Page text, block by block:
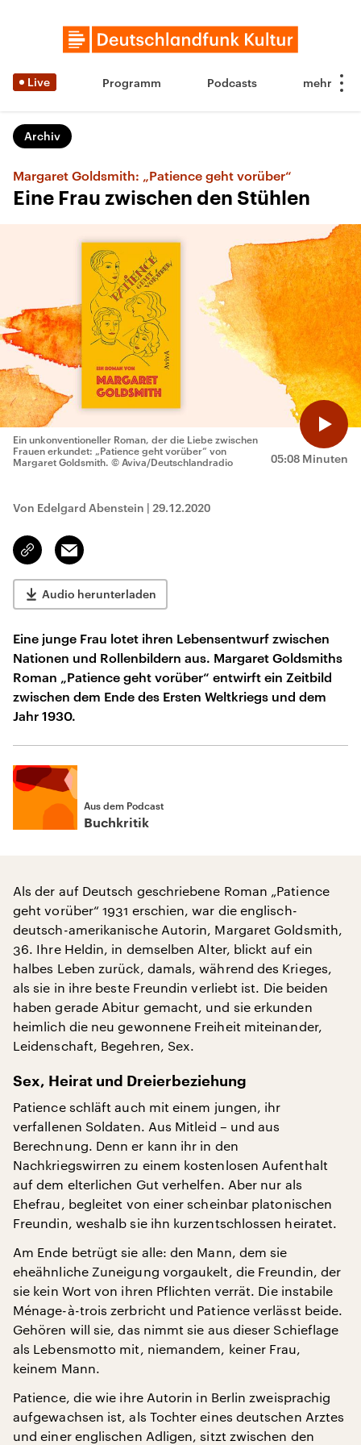
Live Programm Podcasts
Archiv
Margaret Goldsmith: „Patience geht vorüber“
Eine Frau zwischen den Stühlen
05:08 Minuten
Ein unkonventioneller Roman, der die Liebe zwischen
Frauen erkundet: „Patience geht vorüber“ von
Margaret Goldsmith. © Aviva/Deutschlandradio
Von Edelgard Abenstein | 29.12.2020
Link
kopieren/teilen
Email
Audio herunterladen
Eine junge Frau lotet ihren Lebensentwurf zwischen
Nationen und Rollenbildern aus. Margaret Goldsmiths
Roman „Patience geht vorüber“ entwirft ein Zeitbild
zwischen dem Ende des Ersten Weltkriegs und dem
Jahr 1930.
Aus dem Podcast
Buchkritik
Als der auf Deutsch geschriebene Roman „Patience
geht vorüber“ 1931 erschien, war die englisch-
deutsch-amerikanische Autorin, Margaret Goldsmith,
36. Ihre Heldin, in demselben Alter, blickt auf ein
halbes Leben zurück, damals, während des Krieges,
als sie in ihre beste Freundin verliebt ist. Die beiden
haben gerade Abitur gemacht, und sie erkunden
heimlich die neu gewonnene Freiheit miteinander,
Leidenschaft, Begehren, Sex.
Sex, Heirat und Dreierbeziehung
Patience schläft auch mit einem jungen, ihr
verfallenen Soldaten. Aus Mitleid – und aus
Berechnung. Denn er kann ihr in den
Nachkriegswirren zu einem kostenlosen Aufenthalt
auf dem elterlichen Gut verhelfen. Aber nur als
Ehefrau, begleitet von einer scheinbar platonischen
Freundin, weshalb sie ihn kurzentschlossen heiratet.
Am Ende betrügt sie alle: den Mann, dem sie
eheähnliche Zuneigung vorgaukelt, die Freundin, der
sie kein Wort von ihren Pflichten verrät. Die instabile
Ménage-à-trois zerbricht und Patience verlässt beide.
Gehören will sie, das nimmt sie aus dieser Schieflage
als Lebensmotto mit, niemandem, keiner Frau,
keinem Mann.
Patience, die wie ihre Autorin in Berlin zweisprachig
aufgewachsen ist, als Tochter eines deutschen Arztes
und einer englischen Adligen, sitzt zwischen den